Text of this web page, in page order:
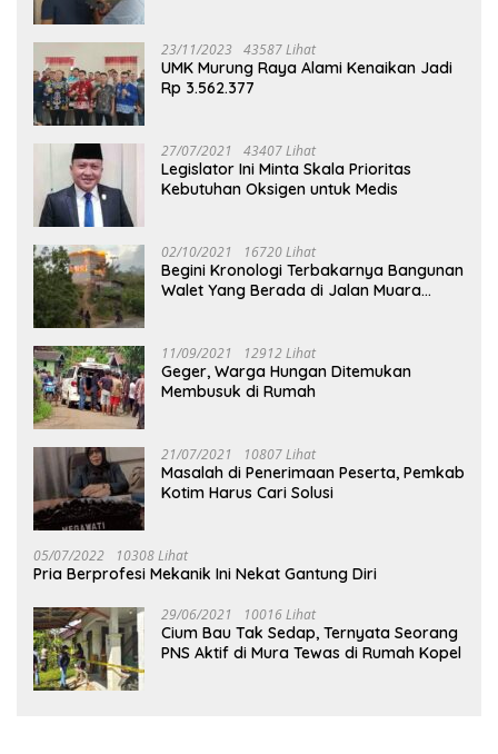
23/11/2023 43587 Lihat
UMK Murung Raya Alami Kenaikan Jadi
Rp 3.562.377
27/07/2021 43407 Lihat
Legislator Ini Minta Skala Prioritas
Kebutuhan Oksigen untuk Medis
02/10/2021 16720 Lihat
Begini Kronologi Terbakarnya Bangunan
Walet Yang Berada di Jalan Muara
11/09/2021 12912 Lihat
Geger, Warga Hungan Ditemukan
Membusuk di Rumah
21/07/2021 10807 Lihat
Masalah di Penerimaan Peserta, Pemkab
Kotim Harus Cari Solusi
05/07/2022 10308 Lihat
Pria Berprofesi Mekanik Ini Nekat Gantung Diri
29/06/2021 10016 Lihat
Cium Bau Tak Sedap, Ternyata Seorang
PNS Aktif di Mura Tewas di Rumah Kopel